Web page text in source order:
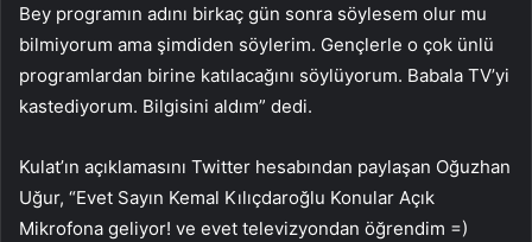
Bey programın adını birkaç gün sonra söylesem olur mu
bilmiyorum ama şimdiden söylerim. Gençlerle o çok ünlü
programlardan birine katılacağını söylüyorum. Babala TV’yi
kastediyorum. Bilgisini aldım” dedi.
Kulat’ın açıklamasını Twitter hesabından paylaşan Oğuzhan
Uğur, “Evet Sayın Kemal Kılıçdaroğlu Konular Açık
Mikrofona geliyor! ve evet televizyondan öğrendim =)